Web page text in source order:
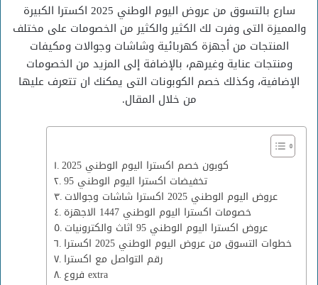
سارع بالتسوق من عروض اليوم الوطني 2025 اكسترا الكبيرة
والمميزة التى وفرت لك الكثير والكثير من الخصومات على مختلف
المنتجات من أجهزة كهربائية وشاشات وجوالات ومكيفات
ومنتجات عناية وغيرهم، بالإضافة إلى المزيد من الخصومات
الإضافية، وكذلك خصم الكوبونات التى يمكنك ان تتعرف عليها
من خلال المقال.
كوبون خصم اكسترا اليوم الوطني 2025
تخفيضات اكسترا اليوم الوطني 95
عروض اليوم الوطني 2025 اكسترا شاشات وجوالات
خصومات اكسترا اليوم الوطني 1447 الاجهزة
عروض اكسترا اليوم الوطني 95 اثاث والكترونيات
خطوات التسوق من عروض اليوم الوطني 2025 اكسترا
رقم التواصل مع اكسترا
فروع extra